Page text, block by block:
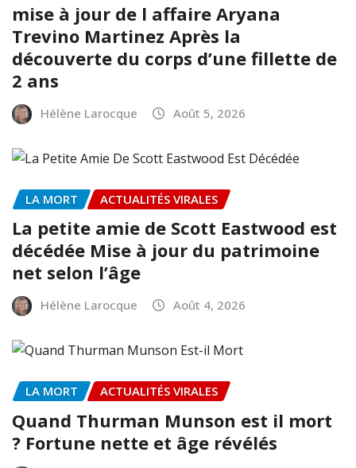
mise à jour de l affaire Aryana
Trevino Martinez Après la
découverte du corps d’une fillette de
2 ans
Hélène Larocque Août 5, 2026
LA MORT ACTUALITÉS VIRALES
La petite amie de Scott Eastwood est
décédée Mise à jour du patrimoine
net selon l’âge
Hélène Larocque Août 4, 2026
LA MORT ACTUALITÉS VIRALES
Quand Thurman Munson est il mort
? Fortune nette et âge révélés